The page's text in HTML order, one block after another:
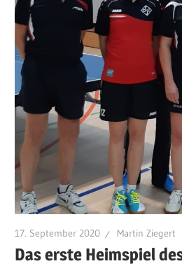
17. September 2020 Martin Ziegert
Das erste Heimspiel